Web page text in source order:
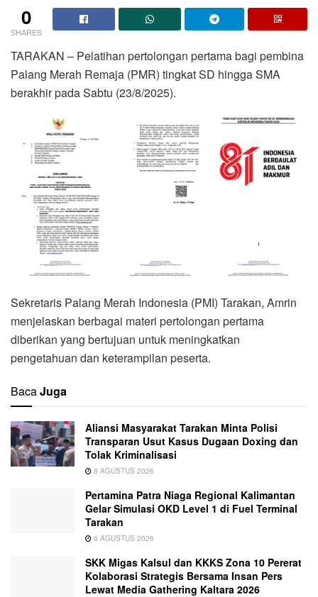
0
SHARES
TARAKAN – Pelatihan pertolongan pertama bagi pembina
Palang Merah Remaja (PMR) tingkat SD hingga SMA
berakhir pada Sabtu (23/8/2025).
Sekretaris Palang Merah Indonesia (PMI) Tarakan, Amrin
menjelaskan berbagai materi pertolongan pertama
diberikan yang bertujuan untuk meningkatkan
pengetahuan dan keterampilan peserta.
BacaJuga
Aliansi Masyarakat Tarakan Minta Polisi
Transparan Usut Kasus Dugaan Doxing dan
Tolak Kriminalisasi
8 AGUSTUS 2026
Pertamina Patra Niaga Regional Kalimantan
Gelar Simulasi OKD Level 1 di Fuel Terminal
Tarakan
6 AGUSTUS 2026
SKK Migas Kalsul dan KKKS Zona 10 Pererat
Kolaborasi Strategis Bersama Insan Pers
Lewat Media Gathering Kaltara 2026